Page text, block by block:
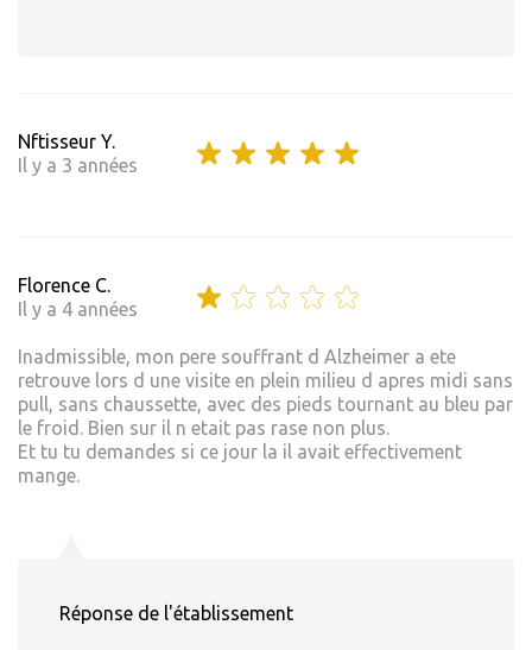
Nftisseur Y.
Il y a 3 années
Florence C.
Il y a 4 années
Inadmissible, mon pere souffrant d Alzheimer a ete
retrouve lors d une visite en plein milieu d apres midi sans
pull, sans chaussette, avec des pieds tournant au bleu par
le froid. Bien sur il n etait pas rase non plus.
Et tu tu demandes si ce jour la il avait effectivement
mange.
Réponse de l'établissement